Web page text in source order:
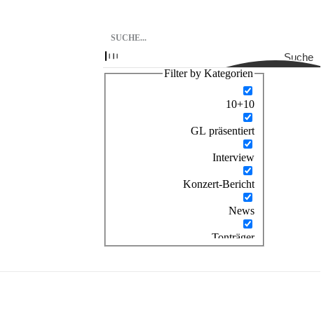
Suche
Filter by Kategorien
10+10
GL präsentiert
Interview
Konzert-Bericht
News
Tonträger